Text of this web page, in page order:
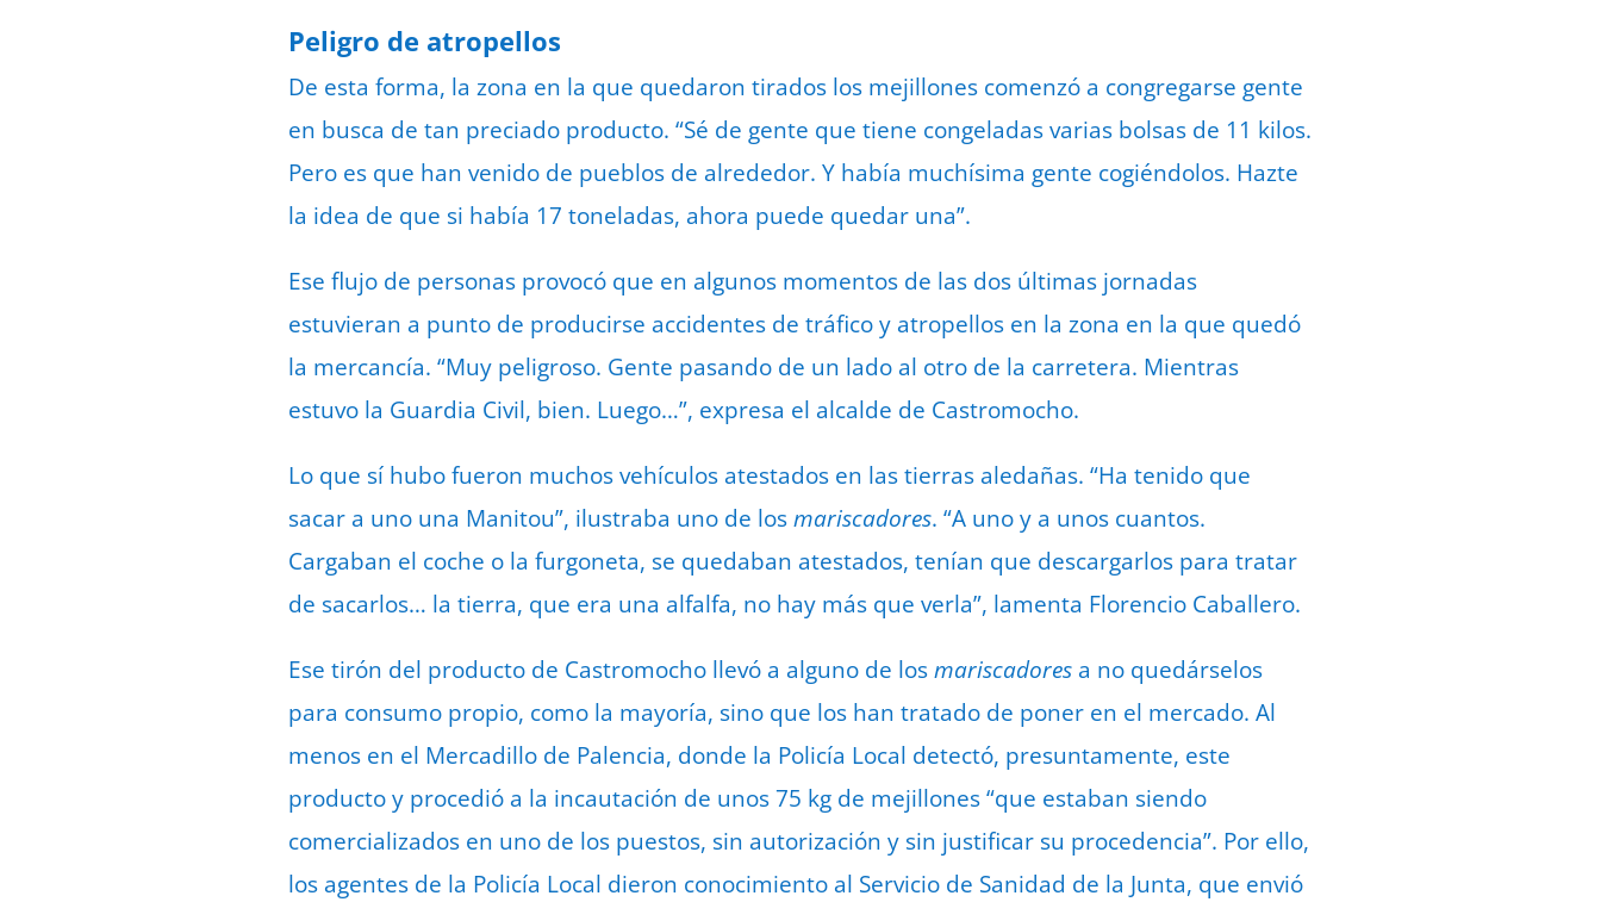
Peligro de atropellos
De esta forma, la zona en la que quedaron tirados los mejillones comenzó a congregarse gente
en busca de tan preciado producto. “Sé de gente que tiene congeladas varias bolsas de 11 kilos.
Pero es que han venido de pueblos de alrededor. Y había muchísima gente cogiéndolos. Hazte
la idea de que si había 17 toneladas, ahora puede quedar una”.
Ese flujo de personas provocó que en algunos momentos de las dos últimas jornadas
estuvieran a punto de producirse accidentes de tráfico y atropellos en la zona en la que quedó
la mercancía. “Muy peligroso. Gente pasando de un lado al otro de la carretera. Mientras
estuvo la Guardia Civil, bien. Luego…”, expresa el alcalde de Castromocho.
Lo que sí hubo fueron muchos vehículos atestados en las tierras aledañas. “Ha tenido que
sacar a uno una Manitou”, ilustraba uno de losmariscadores. “A uno y a unos cuantos.
Cargaban el coche o la furgoneta, se quedaban atestados, tenían que descargarlos para tratar
de sacarlos… la tierra, que era una alfalfa, no hay más que verla”, lamenta Florencio Caballero.
Ese tirón del producto de Castromocho llevó a alguno de losmariscadores a no quedárselos
para consumo propio, como la mayoría, sino que los han tratado de poner en el mercado. Al
menos en el Mercadillo de Palencia, donde la Policía Local detectó, presuntamente, este
producto y procedió a la incautación de unos 75 kg de mejillones “que estaban siendo
comercializados en uno de los puestos, sin autorización y sin justificar su procedencia”. Por ello,
los agentes de la Policía Local dieron conocimiento al Servicio de Sanidad de la Junta, que envió